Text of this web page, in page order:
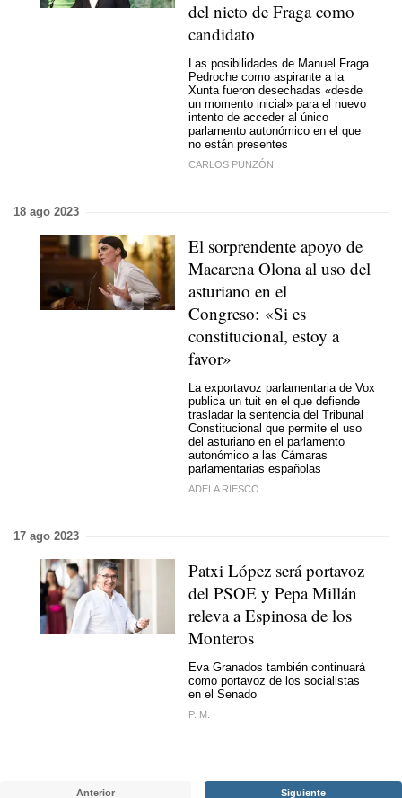
del nieto de Fraga como
candidato
Las posibilidades de Manuel Fraga
Pedroche como aspirante a la
Xunta fueron desechadas «desde
un momento inicial» para el nuevo
intento de acceder al único
parlamento autonómico en el que
no están presentes
CARLOS PUNZÓN
18 ago 2023
El sorprendente apoyo de
Macarena Olona al uso del
asturiano en el
Congreso: «Si es
constitucional, estoy a
favor»
La exportavoz parlamentaria de Vox
publica un tuit en el que defiende
trasladar la sentencia del Tribunal
Constitucional que permite el uso
del asturiano en el parlamento
autonómico a las Cámaras
parlamentarias españolas
ADELA RIESCO
17 ago 2023
Patxi López será portavoz
del PSOE y Pepa Millán
releva a Espinosa de los
Monteros
Eva Granados también continuará
como portavoz de los socialistas
en el Senado
P. M.
Anterior Siguiente